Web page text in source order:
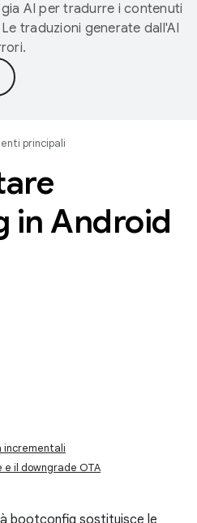
AI per tradurre i contenuti
traduzioni generate dall'AI
principali
in Android
incrementali
e il downgrade OTA
bootconfig sostituisce le